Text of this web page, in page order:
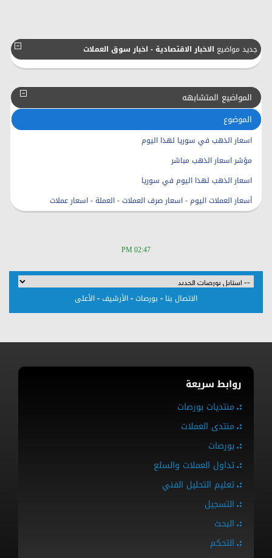
جديد مواضيع الاخبار الاقتصادية - اخبار سوق العملات
المواضيع المتشابهه
الموضوع
اسعار الذهب في سوريا لهذا اليوم
مؤشر اسعار الذهب مباشر
اسعار الذهب لهذا اليوم في سوريا
أسعار العملات اليوم - اسعار صرف العملات - العملة - اسعار عملات
02:47 PM
الاتصال بنا - بورصات-الأرشيف-الأعلى
روابط سريعة
منتديات بورصات
منتدى العملات
بورصات
تداول العملات والسلع
تعليم التحليل الفني
التسجيل
البحث
التحكم